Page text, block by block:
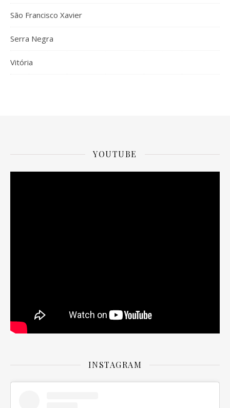
São Francisco Xavier
Serra Negra
Vitória
YOUTUBE
INSTAGRAM